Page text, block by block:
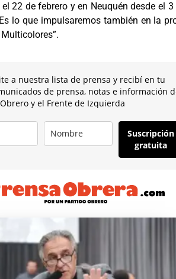
22 de febrero y en Neuquén desde el
lo que impulsaremos también en la
a nuestra lista de prensa y recibí en tu
de prensa, notas e información
y el Frente de Izquierda
Suscripción
gratuita